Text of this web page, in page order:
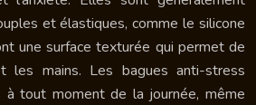
et élastiques, comme le silicone
une surface texturée qui permet de
les mains. Les bagues anti-stress
tout moment de la journée, même